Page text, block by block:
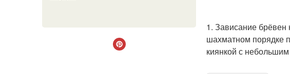
1. Зависание брёвен
шахматном порядке
киянкой с